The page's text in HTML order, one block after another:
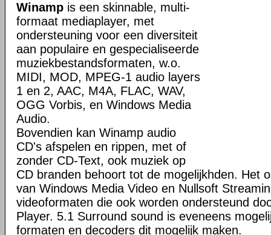
Winamp is een skinnable, multi-
formaat mediaplayer, met
ondersteuning voor een diversiteit
aan populaire en gespecialiseerde
muziekbestandsformaten, w.o.
MIDI, MOD, MPEG-1 audio layers
1 en 2, AAC, M4A, FLAC, WAV,
OGG Vorbis, en Windows Media
Audio.
Bovendien kan Winamp audio
CD's afspelen en rippen, met of
zonder CD-Text, ook muziek op
CD branden behoort tot de mogelijkhden. Het
van Windows Media Video en Nullsoft
videoformaten die ook worden ondersteund
Player. 5.1 Surround sound is eveneens
formaten en decoders dit mogelijk maken.